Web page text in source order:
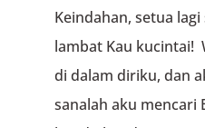
Keindahan, setua
lambat Kau kucintai!
di dalam diriku, dan
sanalah aku mencari